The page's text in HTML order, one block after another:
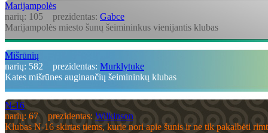
Marijampolės
narių: 105 prezidentas: Gabce
Marijampolės miesto šunų šeimininkus vienijantis klubas
Mišrūnių
narių: 582 prezidentas: Murklytuke
Kates mišrūnes auginančių šeimininkų klubas
N-16
narių: 67prezidentas: Wilkinson
Klubas N-16 skirtas tiems, kurie nori apie šunis ir ne tik pakalbėti